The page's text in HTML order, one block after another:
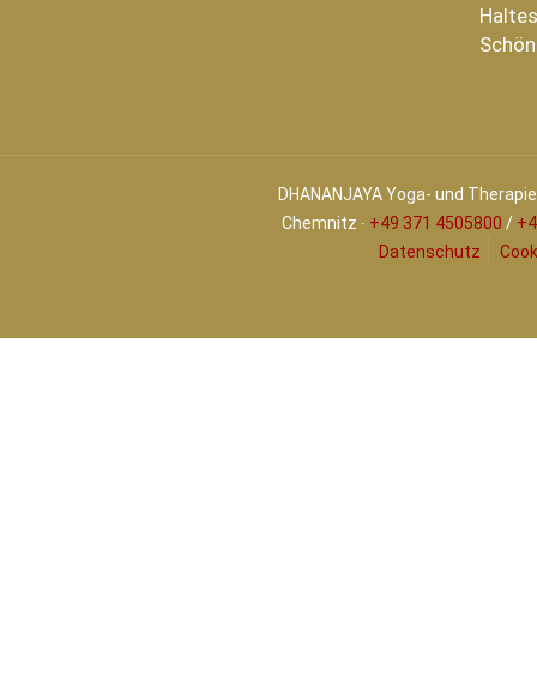
DHANANJAYA Yoga- und
Chemnitz ∙ +49 371 4505800 /
Datenschutz